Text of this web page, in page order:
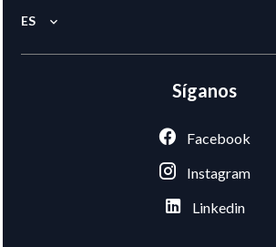
ES
Síganos
Facebook
Instagram
Linkedin